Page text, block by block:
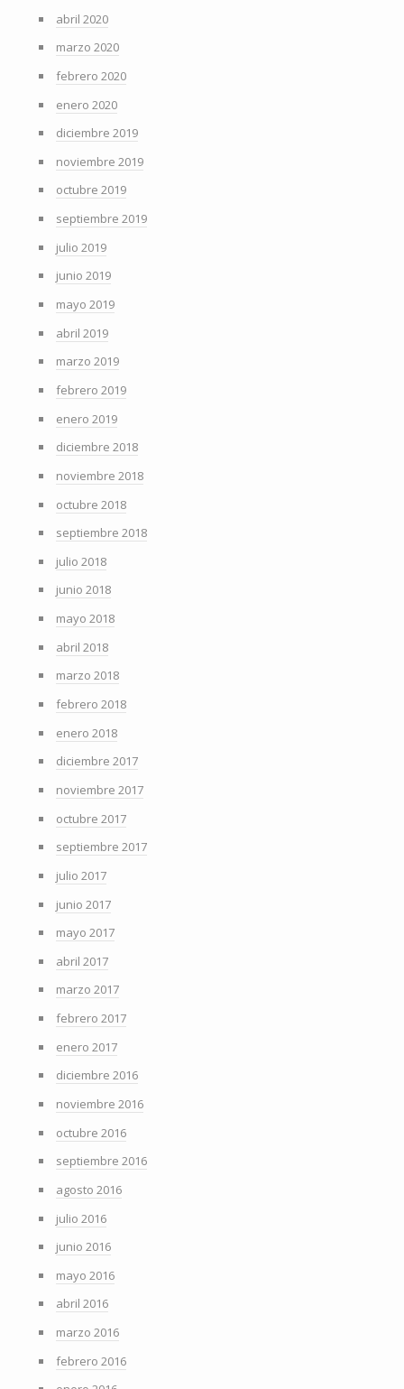
abril 2020
marzo 2020
febrero 2020
enero 2020
diciembre 2019
noviembre 2019
octubre 2019
septiembre 2019
julio 2019
junio 2019
mayo 2019
abril 2019
marzo 2019
febrero 2019
enero 2019
diciembre 2018
noviembre 2018
octubre 2018
septiembre 2018
julio 2018
junio 2018
mayo 2018
abril 2018
marzo 2018
febrero 2018
enero 2018
diciembre 2017
noviembre 2017
octubre 2017
septiembre 2017
julio 2017
junio 2017
mayo 2017
abril 2017
marzo 2017
febrero 2017
enero 2017
diciembre 2016
noviembre 2016
octubre 2016
septiembre 2016
agosto 2016
julio 2016
junio 2016
mayo 2016
abril 2016
marzo 2016
febrero 2016